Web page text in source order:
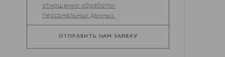
отношении обработки
персональных данных.